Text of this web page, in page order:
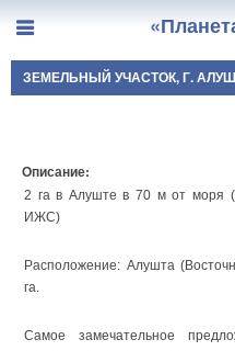
ЗЕМЕЛЬНЫЙ УЧАСТОК, Г.
Описание:
2 га в Алуште в 70 м от моря
ИЖС)
Расположение: Алушта
га.
Самое замечательное